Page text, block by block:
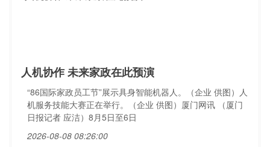
人机协作 未来家政在此预演
“86国际家政员工节”展示具身智能机器人。（企业 供图）人
机服务技能大赛正在举行。（企业 供图）厦门网讯 （厦门
日报记者 应洁）8月5日至6日
2026-08-08 08:26:00